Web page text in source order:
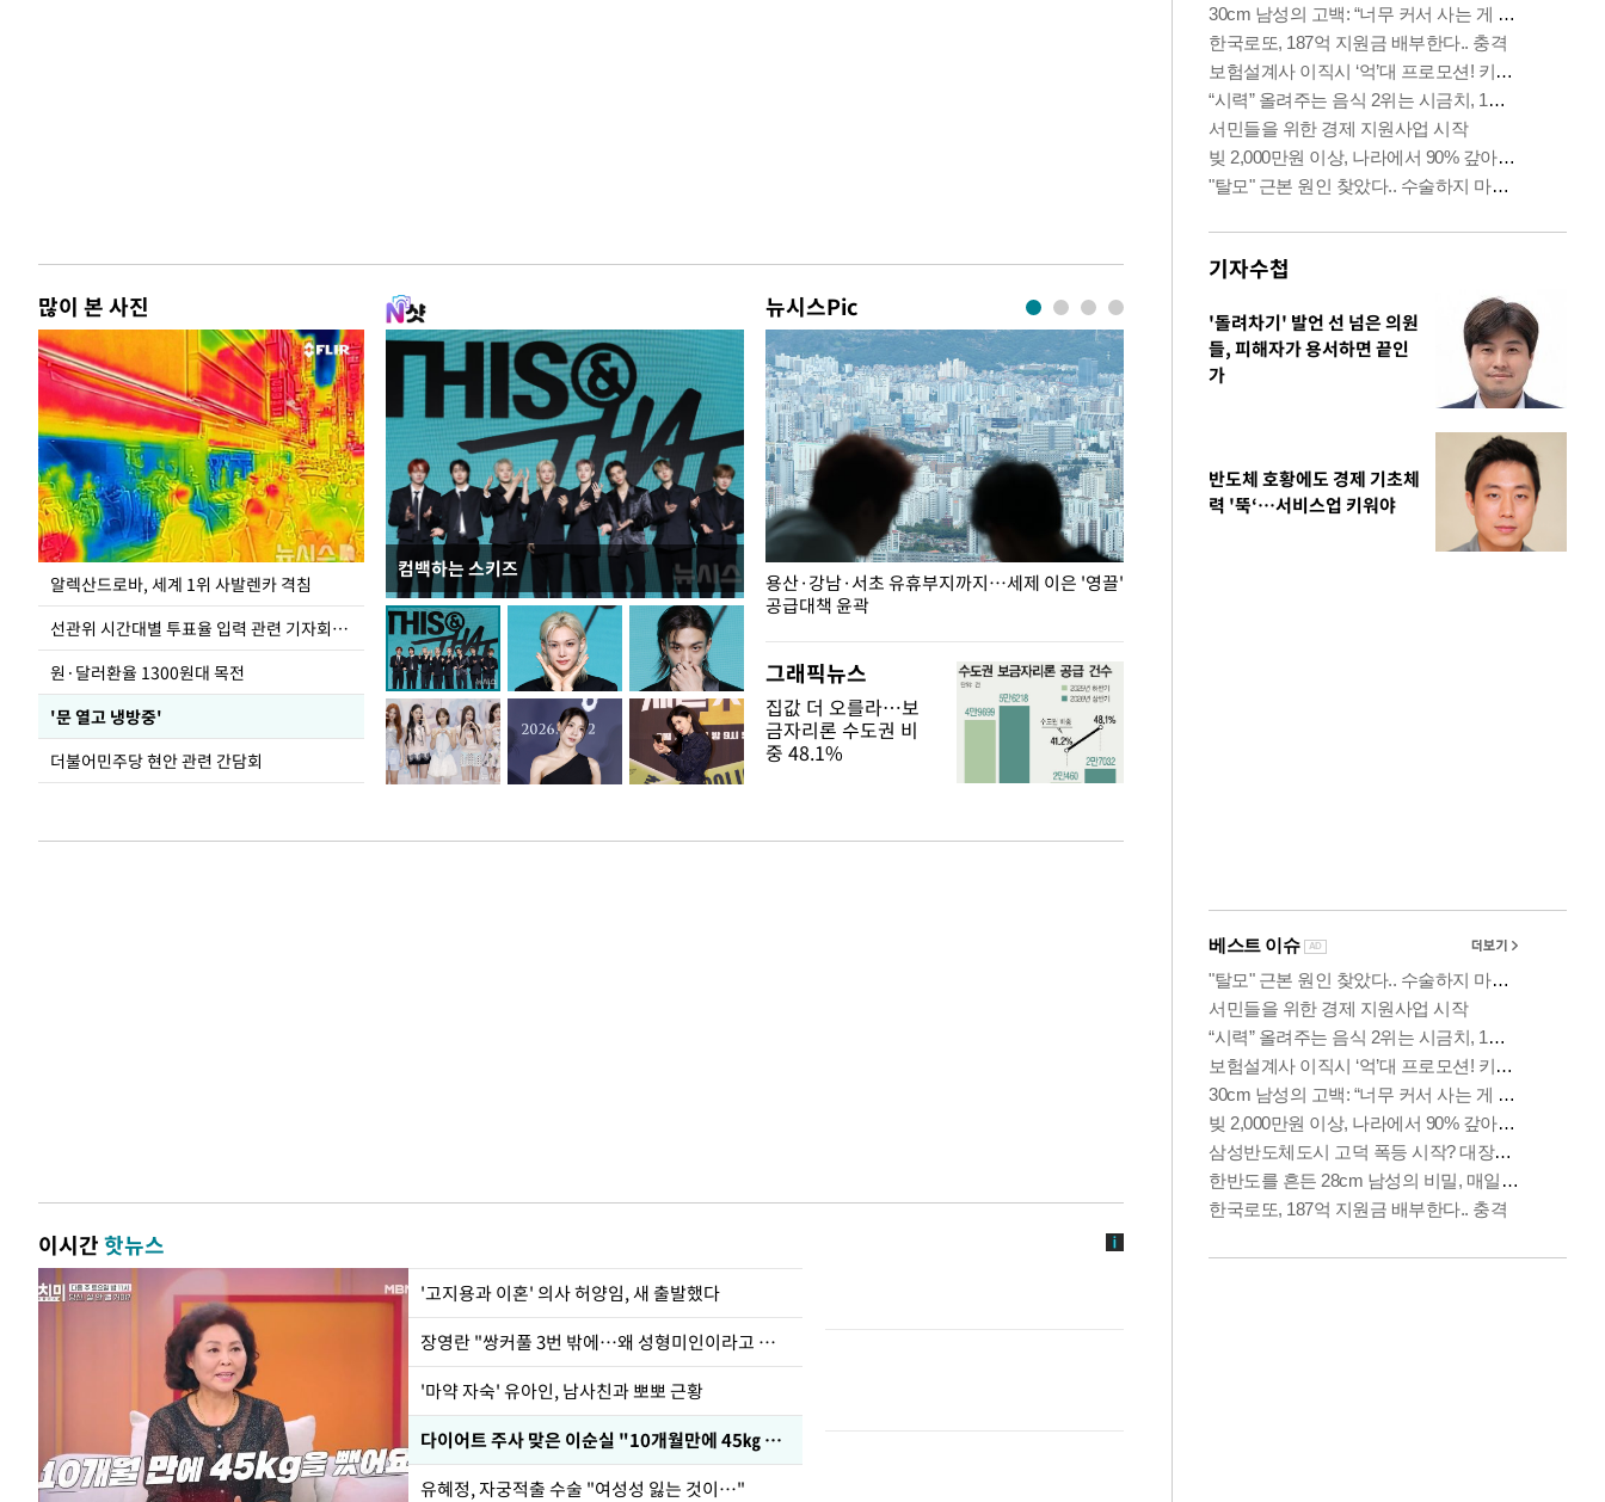
많이 본 사진
알렉산드로바, 세계 1위 사발렌카 격침
선관위 시간대별 투표율 입력 관련 기자회견하는 주진우 의원
원·달러환율 1300원대 목전
'문 열고 냉방중'
더불어민주당 현안 관련 간담회
컴백하는 스키즈
뉴시스Pic
주유소 기름값 12주째 하락, L당 1천800원대
용산·강남·서초 유휴부지까지…세제 이은 '영끌'
공급대책 윤곽
그래픽뉴스
집값 더 오를라…보
금자리론 수도권 비
중 48.1%
이시간핫뉴스
'고지용과 이혼' 의사 허양임, 새 출발했다
장영란 "쌍커풀 3번 밖에…왜 성형미인이라고 하냐"
'마약 자숙' 유아인, 남사친과 뽀뽀 근황
다이어트 주사 맞은 이순실 "10개월만에 45㎏ 감량"
유혜정, 자궁적출 수술 "여성성 잃는 것이…"
기자수첩
'돌려차기' 발언 선 넘은 의원
들, 피해자가 용서하면 끝인
가
반도체 호황에도 경제 기초체
력 '뚝‘…서비스업 키워야